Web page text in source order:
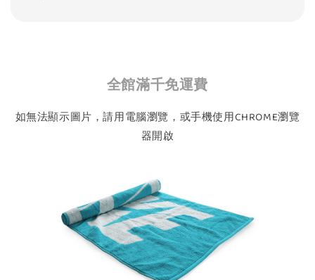
全館滿千免運費
如無法顯示圖片，請用電腦瀏覽，或手機使用CHROME瀏覽
器開啟